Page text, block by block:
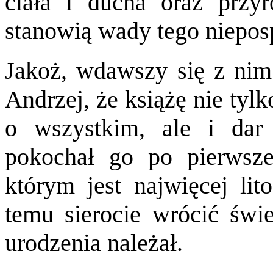
stanowią wady tego
Jakoż, wdawszy się z
Andrzej, że książę nie
o wszystkim, ale i dar
pokochał go po
którym jest najwięcej
temu sierocie wrócić
urodzenia należał.